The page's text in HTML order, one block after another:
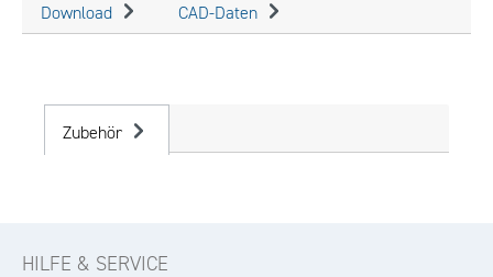
Download CAD-Daten
Zubehör
HILFE & SERVICE